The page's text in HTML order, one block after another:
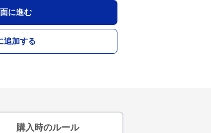
に進む
追加する
購入時のルール